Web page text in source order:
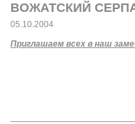
ВОЖАТСКИЙ
05.10.2004
Приглашаем всех в наш